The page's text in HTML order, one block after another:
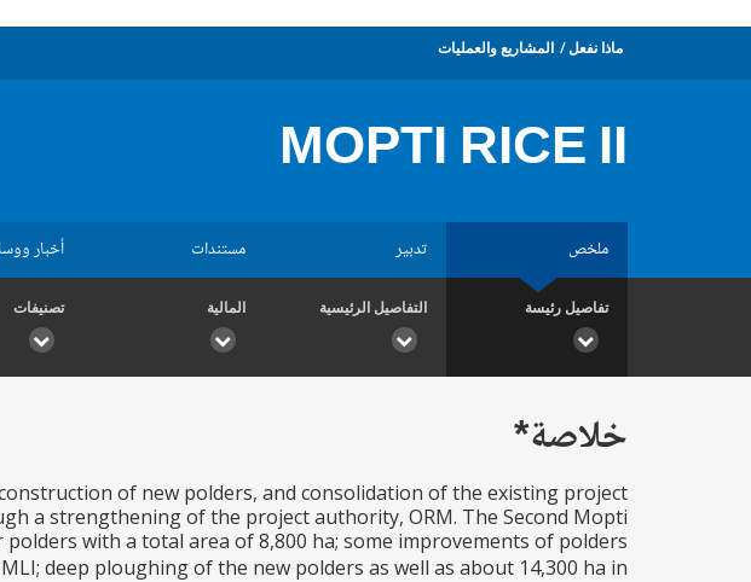
ماذا نفعل المشاريع والعمليات
MOPTI RICE II
ملخص تدبير مستندات أخبار
تفاصيل رئيسة التفاصيل الرئيسية المالية تصنيفات
خلاصة*
of new polders, and consolidation of the existing project
a strengthening of the project authority, ORM. The Second Mopti
with a total area of 8,800 ha; some improvements of polders
deep ploughing of the new polders as well as about 14,300 ha in...